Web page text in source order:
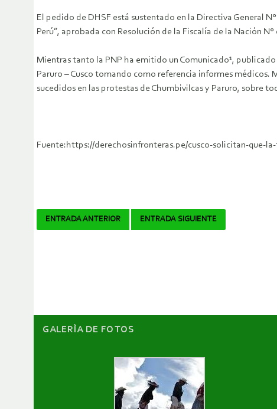
El pedido de DHSF está sustentado en la Directiva General
Perú”, aprobada con Resolución de la Fiscalía de la Nación
Mientras tanto la PNP ha emitido un Comunicado¹,
Paruro – Cusco tomando como referencia informes
sucedidos en las protestas de Chumbivilcas y Paruro, sobre
Fuente:https://derechosinfronteras.pe/cusco-solicitan-que-
Navegador
ENTRADA ANTERIOR ENTRADA SIGUIENTE
GALERÌA DE FOTOS